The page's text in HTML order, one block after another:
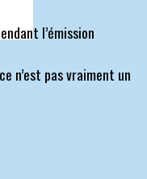
l’émission
n’est pas vraiment un